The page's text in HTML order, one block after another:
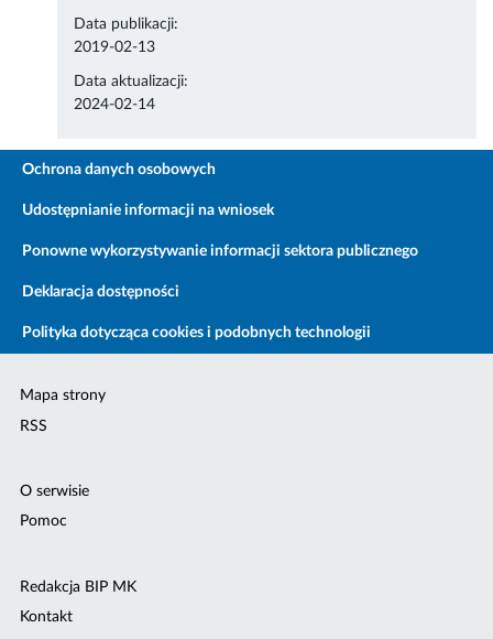
Data publikacji:
2019-02-13
Data aktualizacji:
2024-02-14
Ochrona danych osobowych
Udostępnianie informacji na wniosek
Ponowne wykorzystywanie informacji sektora publicznego
Deklaracja dostępności
Polityka dotycząca cookies i podobnych technologii
Mapa strony
RSS
O serwisie
Pomoc
Redakcja BIP MK
Kontakt